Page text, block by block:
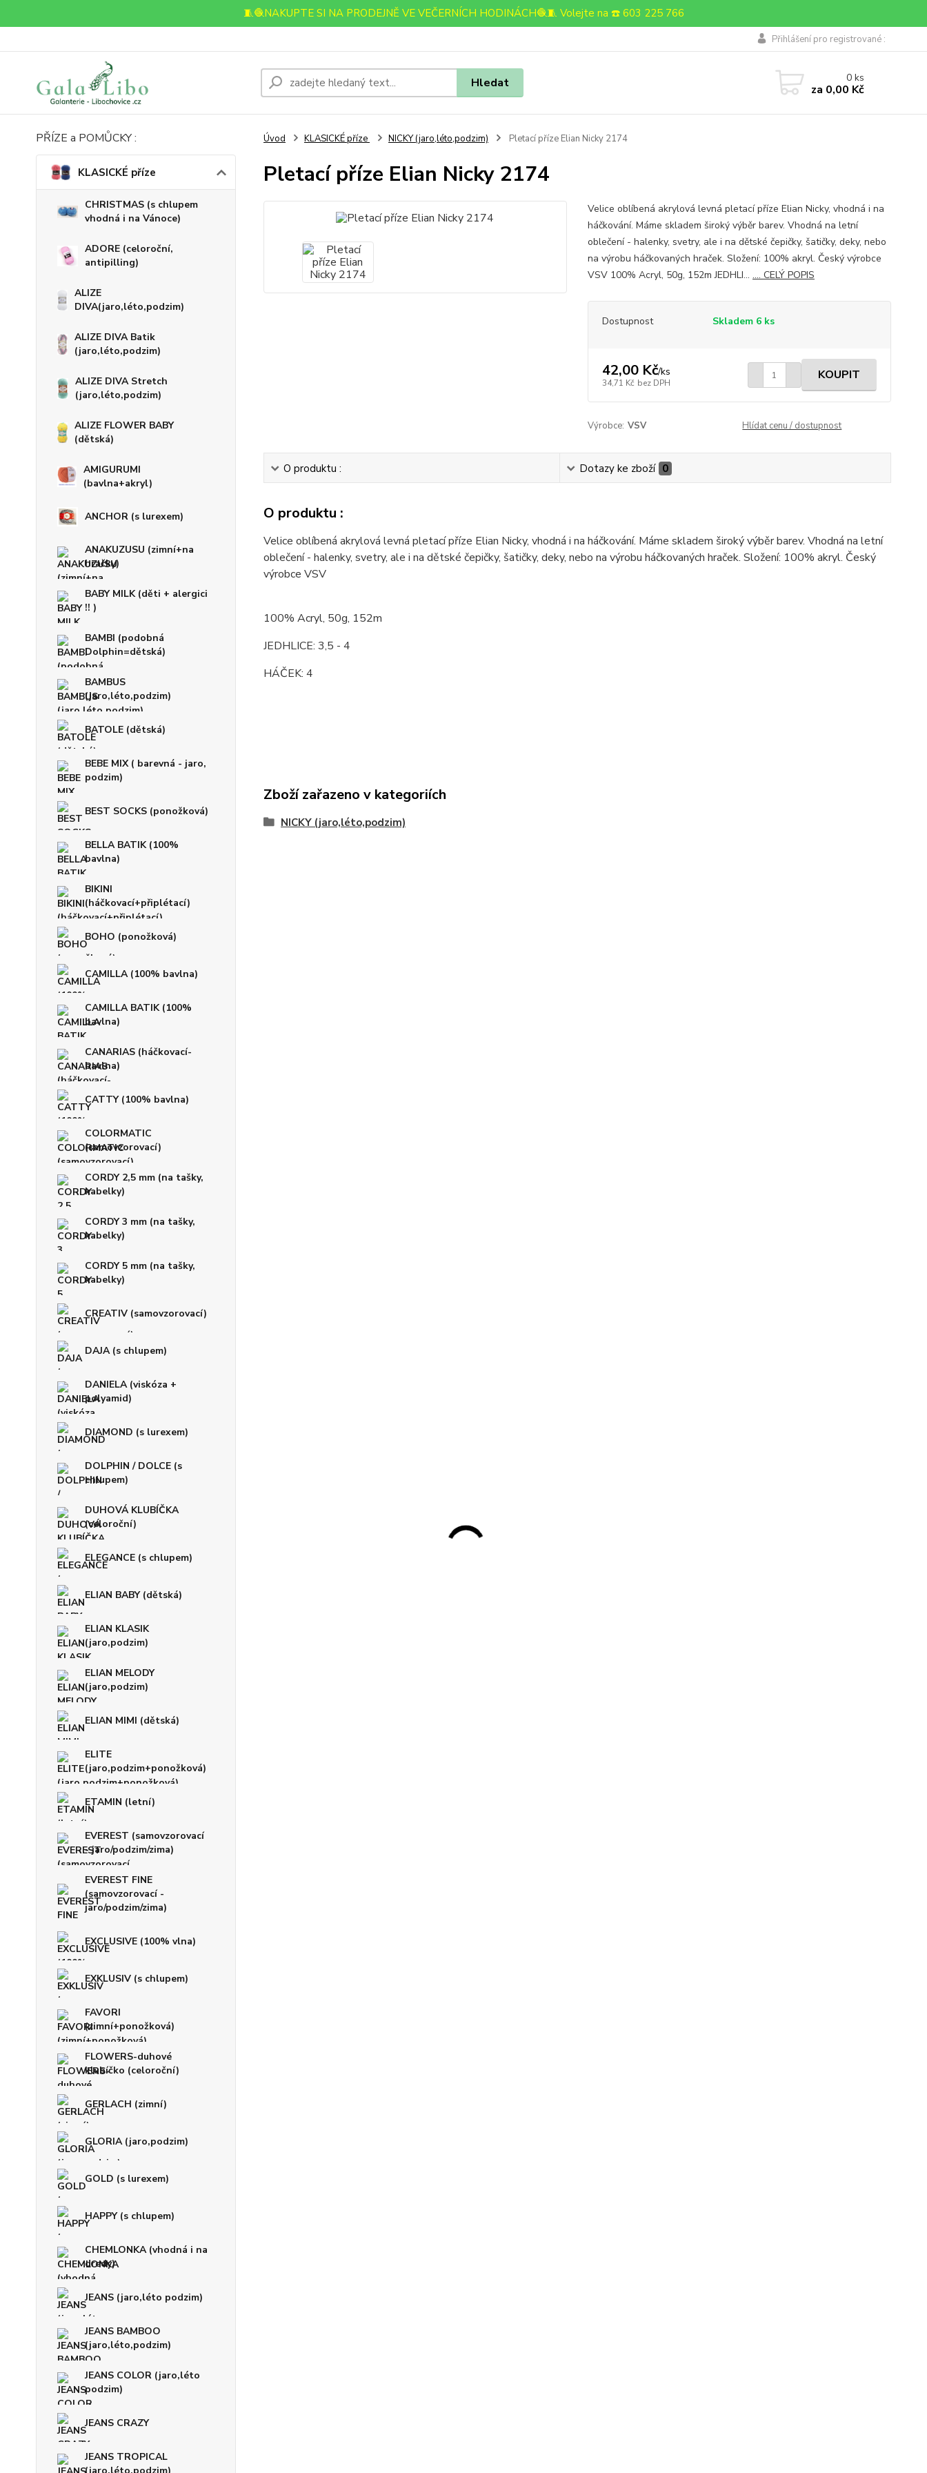
🧵🧶NAKUPTE SI NA PRODEJNĚ VE VEČERNÍCH HODINÁCH🧶🧵 Volejte na ☎️ 603 225 766
Přihlášení pro registrované :
Hledat 0ks
za 0,00 Kč
PŘÍZE a POMŮCKY :
KLASICKÉ příze
CHRISTMAS (s chlupem
vhodná i na Vánoce)
ADORE (celoroční,
antipilling)
ALIZE
DIVA(jaro,léto,podzim)
ALIZE DIVA Batik
(jaro,léto,podzim)
ALIZE DIVA Stretch
(jaro,léto,podzim)
ALIZE FLOWER BABY
(dětská)
AMIGURUMI
(bavlna+akryl)
ANCHOR (s lurexem)
ANAKUZUSU (zimní+na
hračky)
BABY MILK (děti + alergici
!! )
BAMBI (podobná
Dolphin=dětská)
BAMBUS
(jaro,léto,podzim)
BATOLE (dětská)
BEBE MIX ( barevná - jaro,
podzim)
BEST SOCKS (ponožková)
BELLA BATIK (100%
bavlna)
BIKINI
(háčkovací+připlétací)
BOHO (ponožková)
CAMILLA (100% bavlna)
CAMILLA BATIK (100%
bavlna)
CANARIAS (háčkovací-
bavlna)
CATTY (100% bavlna)
COLORMATIC
(samovzorovací)
CORDY 2,5 mm (na tašky,
kabelky)
CORDY 3 mm (na tašky,
kabelky)
CORDY 5 mm (na tašky,
kabelky)
CREATIV (samovzorovací)
DAJA (s chlupem)
DANIELA (viskóza +
polyamid)
DIAMOND (s lurexem)
DOLPHIN / DOLCE (s
chlupem)
DUHOVÁ KLUBÍČKA
(celoroční)
ELEGANCE (s chlupem)
ELIAN BABY (dětská)
ELIAN KLASIK
(jaro,podzim)
ELIAN MELODY
(jaro,podzim)
ELIAN MIMI (dětská)
ELITE
(jaro,podzim+ponožková)
ETAMIN (letní)
EVEREST (samovzorovací
- jaro/podzim/zima)
EVEREST FINE
(samovzorovací -
jaro/podzim/zima)
EXCLUSIVE (100% vlna)
EXKLUSIV (s chlupem)
FAVORI
(zimní+ponožková)
FLOWERS-duhové
klubíčko (celoroční)
GERLACH (zimní)
GLORIA (jaro,podzim)
GOLD (s lurexem)
HAPPY (s chlupem)
CHEMLONKA (vhodná i na
dredy)
JEANS (jaro,léto podzim)
JEANS BAMBOO
(jaro,léto,podzim)
JEANS COLOR (jaro,léto
podzim)
JEANS CRAZY
JEANS TROPICAL
Úvod KLASICKÉ příze NICKY (jaro,léto,podzim) Pletací příze Elian Nicky 2174
Pletací příze Elian Nicky 2174
Velice oblíbená akrylová levná pletací příze Elian Nicky, vhodná i na
háčkování. Máme skladem široký výběr barev. Vhodná na letní
oblečení - halenky, svetry, ale i na dětské čepičky, šatičky, deky, nebo
na výrobu háčkovaných hraček. Složení: 100% akryl. Český výrobce
VSV 100% Acryl, 50g, 152m JEDHLI... .... CELÝ POPIS
Dostupnost Skladem 6 ks
42,00 Kč/ks
34,71 Kč bez DPH
KOUPIT
Výrobce: VSV Hlídat cenu / dostupnost
O produktu : Dotazy ke zboží 0
O produktu :
Velice oblíbená akrylová levná pletací příze Elian Nicky, vhodná i na háčkování. Máme skladem široký výběr barev. Vhodná na letní
oblečení - halenky, svetry, ale i na dětské čepičky, šatičky, deky, nebo na výrobu háčkovaných hraček. Složení: 100% akryl. Český
výrobce VSV
100% Acryl, 50g, 152m
JEDHLICE: 3,5 - 4
HÁČEK: 4
Zboží zařazeno v kategoriích
NICKY (jaro,léto,podzim)